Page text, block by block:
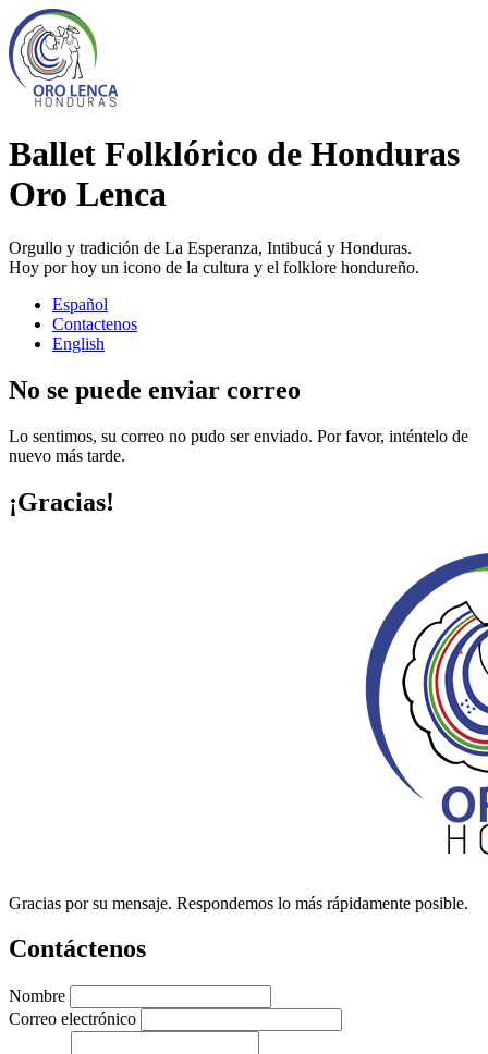
Ballet Folklórico de Honduras
Oro Lenca
Orgullo y tradición de La Esperanza, Intibucá y Honduras.
Hoy por hoy un icono de la cultura y el folklore hondureño.
Español
Contactenos
English
No se puede enviar correo
Lo sentimos, su correo no pudo ser enviado. Por favor, inténtelo de
nuevo más tarde.
¡Gracias!
Gracias por su mensaje. Respondemos lo más rápidamente posible.
Contáctenos
Nombre
Correo electrónico